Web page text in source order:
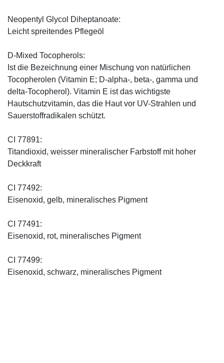
Neopentyl Glycol Diheptanoate:
Leicht spreitendes Pflegeöl
D-Mixed Tocopherols:
Ist die Bezeichnung einer Mischung von natürlichen
Tocopherolen (Vitamin E; D-alpha-, beta-, gamma und
delta-Tocopherol). Vitamin E ist das wichtigste
Hautschutzvitamin, das die Haut vor UV-Strahlen und
Sauerstoffradikalen schützt.
CI 77891:
Titandioxid, weisser mineralischer Farbstoff mit hoher
Deckkraft
CI 77492:
Eisenoxid, gelb, mineralisches Pigment
CI 77491:
Eisenoxid, rot, mineralisches Pigment
CI 77499:
Eisenoxid, schwarz, mineralisches Pigment